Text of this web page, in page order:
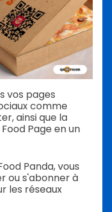
vos pages
comme
ainsi que la
Page en un
Panda, vous
ou s'abonner à
les réseaux